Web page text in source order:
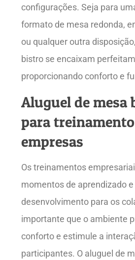
configurações. Seja para
formato de mesa redonda,
ou qualquer outra
bistro se encaixam
proporcionando conforto e
Aluguel de mesa
para
empresas
Os treinamentos
momentos de aprendizado e
desenvolvimento para os
importante que o ambiente
conforto e estimule a
participantes. O aluguel de